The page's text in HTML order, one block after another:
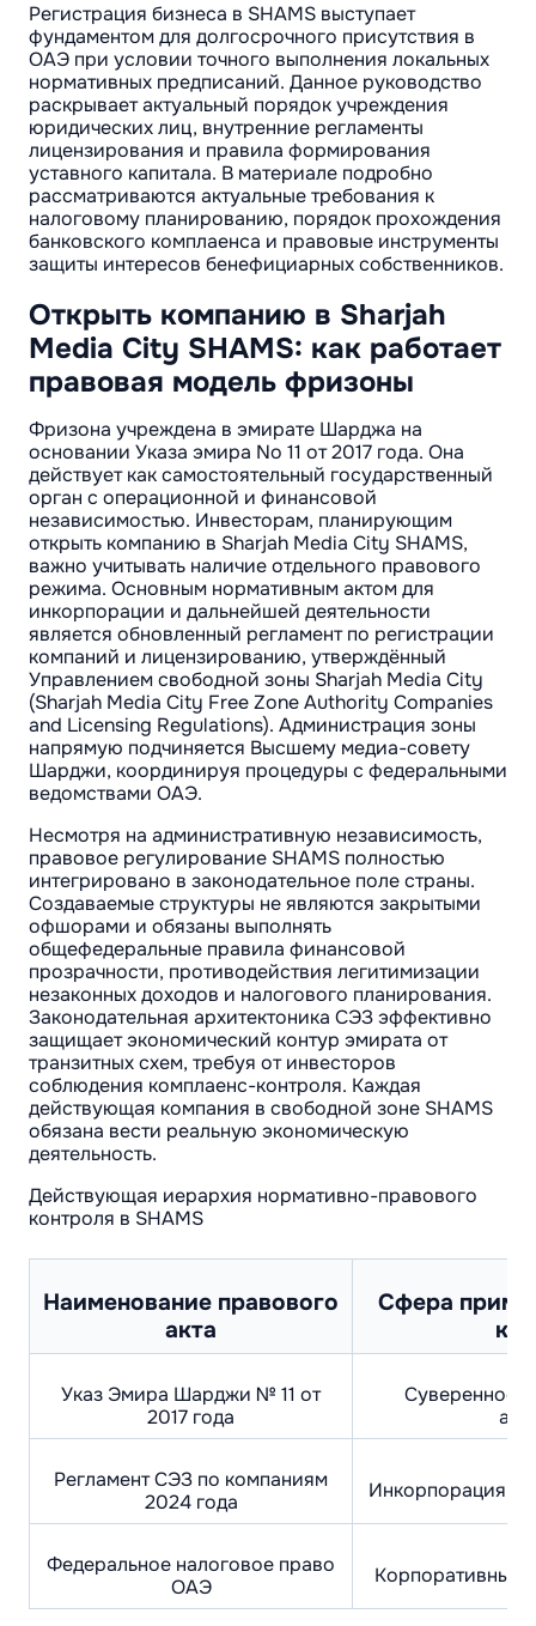
Регистрация бизнеса в SHAMS выступает
фундаментом для долгосрочного присутствия в
ОАЭ при условии точного выполнения локальных
нормативных предписаний. Данное руководство
раскрывает актуальный порядок учреждения
юридических лиц, внутренние регламенты
лицензирования и правила формирования
уставного капитала. В материале подробно
рассматриваются актуальные требования к
налоговому планированию, порядок прохождения
банковского комплаенса и правовые инструменты
защиты интересов бенефициарных собственников.
Открыть компанию в Sharjah
Media City SHAMS: как работает
правовая модель фризоны
Фризона учреждена в эмирате Шарджа на
основании Указа эмира No 11 от 2017 года. Она
действует как самостоятельный государственный
орган с операционной и финансовой
независимостью. Инвесторам, планирующим
открыть компанию в Sharjah Media City SHAMS,
важно учитывать наличие отдельного правового
режима. Основным нормативным актом для
инкорпорации и дальнейшей деятельности
является обновленный регламент по регистрации
компаний и лицензированию, утверждённый
Управлением свободной зоны Sharjah Media City
(Sharjah Media City Free Zone Authority Companies
and Licensing Regulations). Администрация зоны
напрямую подчиняется Высшему медиа-совету
Шарджи, координируя процедуры с федеральными
ведомствами ОАЭ.
Несмотря на административную независимость,
правовое регулирование SHAMS полностью
интегрировано в законодательное поле страны.
Создаваемые структуры не являются закрытыми
офшорами и обязаны выполнять
общефедеральные правила финансовой
прозрачности, противодействия легитимизации
незаконных доходов и налогового планирования.
Законодательная архитектоника СЭЗ эффективно
защищает экономический контур эмирата от
транзитных схем, требуя от инвесторов
соблюдения комплаенс-контроля. Каждая
действующая компания в свободной зоне SHAMS
обязана вести реальную экономическую
деятельность.
Действующая иерархия нормативно-правового
контроля в SHAMS
Наименование правового
акта
Сфера
Указ Эмира Шарджи № 11 от
2017 года
Суверенное
Регламент СЭЗ по компаниям
2024 года
Инкорпорация,
Федеральное налоговое право
ОАЭ
Корпоративный